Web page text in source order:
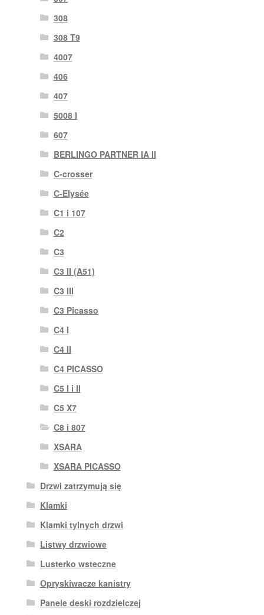
308
308 T9
4007
406
407
5008 I
607
BERLINGO PARTNER IA II
C-crosser
C-Elysée
C1 i 107
C2
C3
C3 II (A51)
C3 III
C3 Picasso
C4 I
C4 II
C4 PICASSO
C5 I i II
C5 X7
C8 i 807
XSARA
XSARA PICASSO
Drzwi zatrzymują się
Klamki
Klamki tylnych drzwi
Listwy drzwiowe
Lusterko wsteczne
Opryskiwacze kanistry
Panele deski rozdzielczej